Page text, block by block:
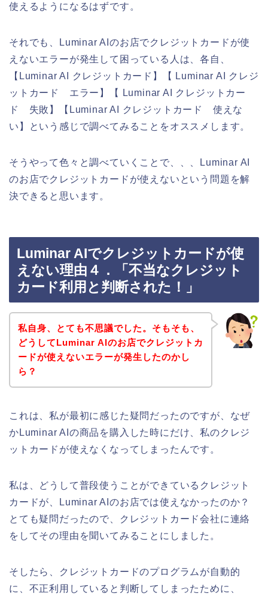
使えるようになるはずです。
それでも、Luminar AIのお店でクレジットカードが使
えないエラーが発生して困っている人は、各自、
【Luminar AI クレジットカード】【 Luminar AI クレジ
ットカード エラー】【 Luminar AI クレジットカー
ド 失敗】【Luminar AI クレジットカード 使えな
い】という感じで調べてみることをオススメします。
そうやって色々と調べていくことで、、、Luminar AI
のお店でクレジットカードが使えないという問題を解
決できると思います。
Luminar AIでクレジットカードが使
えない理由４．「不当なクレジット
カード利用と判断された！」
私自身、とても不思議でした。そもそも、
どうしてLuminar AIのお店でクレジットカ
ードが使えないエラーが発生したのかし
ら？
これは、私が最初に感じた疑問だったのですが、なぜ
かLuminar AIの商品を購入した時にだけ、私のクレジ
ットカードが使えなくなってしまったんです。
私は、どうして普段使うことができているクレジット
カードが、Luminar AIのお店では使えなかったのか？
とても疑問だったので、クレジットカード会社に連絡
をしてその理由を聞いてみることにしました。
そしたら、クレジットカードのプログラムが自動的
に、不正利用していると判断してしまったために、